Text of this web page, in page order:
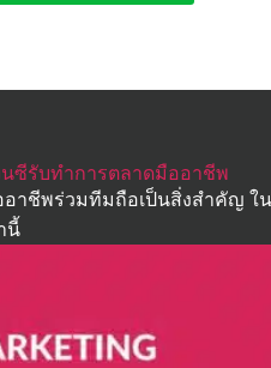
นซีรับทำการตลาดมืออาชีพ
อาชีพร่วมทีมถือเป็นสิ่งสำคัญ ใ
นี้